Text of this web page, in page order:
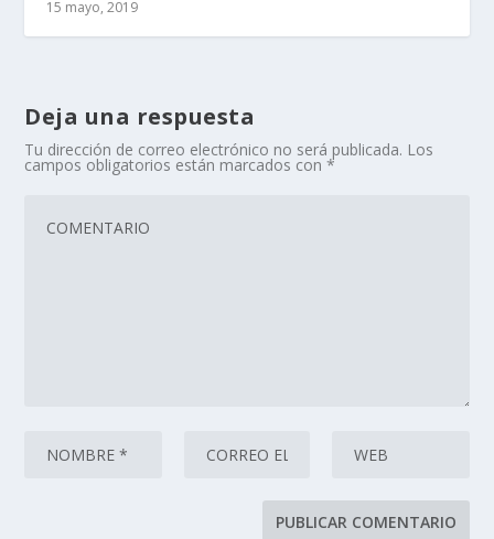
15 mayo, 2019
Deja una respuesta
Tu dirección de correo electrónico no será publicada. Los
campos obligatorios están marcados con*